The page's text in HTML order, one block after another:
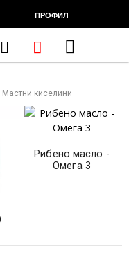
ПРОФИЛ
Cart
киселини
Рибено масло -
Омега 3